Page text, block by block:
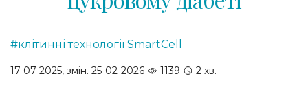
#клітинні технології SmartCell
17-07-2025, змін. 25-02-2026 1139 2 хв.